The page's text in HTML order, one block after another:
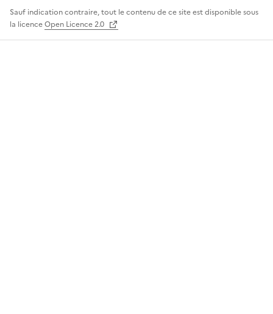
Sauf indication contraire, tout le contenu de ce site est disponible sous
la licenceOpen Licence 2.0